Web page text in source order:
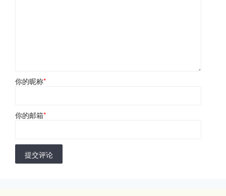
你的昵称*
你的邮箱*
提交评论